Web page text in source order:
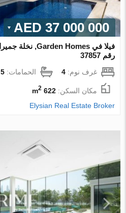
37 000 000 AED
رقم 37857
غرف نوم:4 الحمامات:5
مكان السكن:622 m
2
Elysian Real Estate Broker